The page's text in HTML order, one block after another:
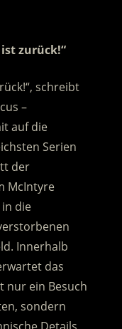
zurück!“
schreibt
–
auf die
Serien
der
McIntyre
die
Innerhalb
das
nur ein Besuch
sondern